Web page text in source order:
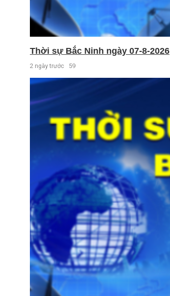
Thời sự Bắc Ninh ngày 07-8-2026
2 ngày trước 59